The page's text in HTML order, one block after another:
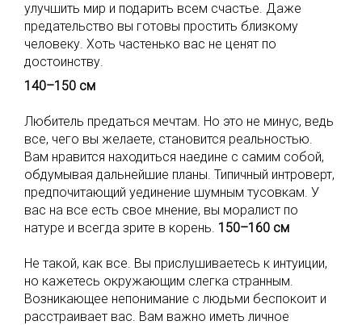
улучшить мир и подарить всем счастье. Даже
предательство вы готовы простить близкому
человеку. Хоть частенько вас не ценят по
достоинству.
140–150 см
Любитель предаться мечтам. Но это не минус, ведь
все, чего вы желаете, становится реальностью.
Вам нравится находиться наедине с самим собой,
обдумывая дальнейшие планы. Типичный интроверт,
предпочитающий уединение шумным тусовкам. У
вас на все есть свое мнение, вы моралист по
натуре и всегда зрите в корень. 150–160 см
Не такой, как все. Вы прислушиваетесь к интуиции,
но кажетесь окружающим слегка странным.
Возникающее непонимание с людьми беспокоит и
расстраивает вас. Вам важно иметь личное